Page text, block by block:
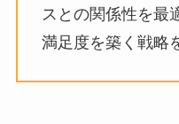
スとの関係性を最
満足度を築く戦略